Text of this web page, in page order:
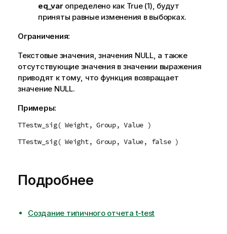
eq_var определено как True(1), будут
приняты равные изменения в выборках.
Ограничения:
Текстовые значения, значения NULL, а также
отсутствующие значения в значении выражения
приводят к тому, что функция возвращает
значение NULL.
Примеры:
TTestw_sig( Weight, Group, Value )
TTestw_sig( Weight, Group, Value, false )
Подробнее
Создание типичного отчета t-test